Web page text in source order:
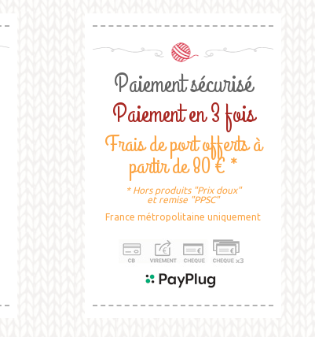
Paiement sécurisé
Paiement en 3 fois
Frais de port offerts à
partir de 80 € *
* Hors produits "Prix doux"
et remise "PPSC"
France métropolitaine uniquement